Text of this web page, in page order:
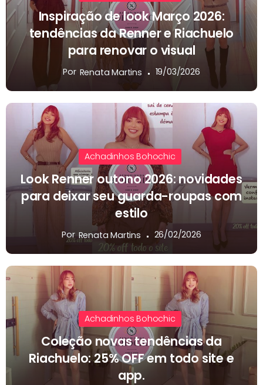
Inspiração de look Março 2026:
tendências da Renner e Riachuelo
para renovar o visual
Por Renata Martins 19/03/2026
Achadinhos Bohochic
Look Renner outono 2026: novidades
para deixar seu guarda-roupas com
estilo
Por Renata Martins 26/02/2026
Achadinhos Bohochic
Coleção novas tendências da
Riachuelo: 25% OFF em todo site e
app.